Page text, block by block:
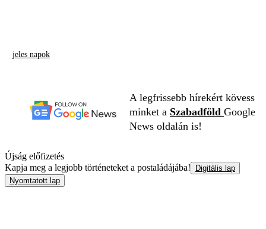
jeles napok
A legfrissebb hírekért kövess
minket a Szabadföld Google
News oldalán is!
Újság előfizetés
Kapja meg a legjobb történeteket a postaládájába!
Digitális lap
Nyomtatott lap